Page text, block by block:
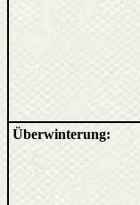
Überwinterung: